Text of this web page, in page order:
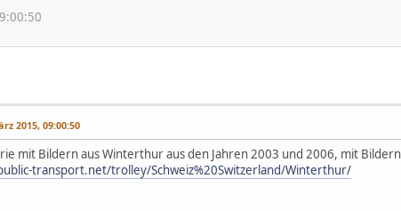
2015, 09:00:50
mit Bildern aus Winterthur aus den Jahren 2003 und 2006, mit
transport.net/trolley/Schweiz%20Switzerland/Winterthur/